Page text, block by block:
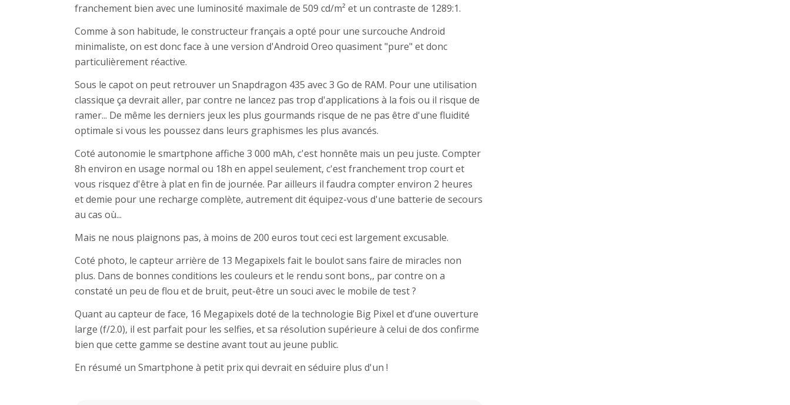
franchement bien avec une luminosité maximale de 509 cd/m² et un contraste de 1289:1.
Comme à son habitude, le constructeur français a opté pour une surcouche Android
minimaliste, on est donc face à une version d'Android Oreo quasiment "pure" et donc
particulièrement réactive.
Sous le capot on peut retrouver un Snapdragon 435 avec 3 Go de RAM. Pour une utilisation
classique ça devrait aller, par contre ne lancez pas trop d'applications à la fois ou il risque de
ramer... De même les derniers jeux les plus gourmands risque de ne pas être d'une fluidité
optimale si vous les poussez dans leurs graphismes les plus avancés.
Coté autonomie le smartphone affiche 3 000 mAh, c'est honnête mais un peu juste. Compter
8h environ en usage normal ou 18h en appel seulement, c'est franchement trop court et
vous risquez d'être à plat en fin de journée. Par ailleurs il faudra compter environ 2 heures
et demie pour une recharge complète, autrement dit équipez-vous d'une batterie de secours
au cas où...
Mais ne nous plaignons pas, à moins de 200 euros tout ceci est largement excusable.
Coté photo, le capteur arrière de 13 Megapixels fait le boulot sans faire de miracles non
plus. Dans de bonnes conditions les couleurs et le rendu sont bons,, par contre on a
constaté un peu de flou et de bruit, peut-être un souci avec le mobile de test ?
Quant au capteur de face, 16 Megapixels doté de la technologie Big Pixel et d’une ouverture
large (f/2.0), il est parfait pour les selfies, et sa résolution supérieure à celui de dos confirme
bien que cette gamme se destine avant tout au jeune public.
En résumé un Smartphone à petit prix qui devrait en séduire plus d'un !